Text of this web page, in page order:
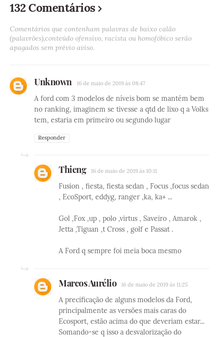
132 Comentários
Comentários que contenham palavras de baixo calão
(palavrões),conteúdo ofensivo, racista ou homofóbico serão
apagados sem prévio aviso.
Unknown 16 de maio de 2019 às 08:47
A ford com 3 modelos de níveis bom se mantém bem
no ranking, imaginem se tivesse a qtd de lixo q a Volks
tem, estaria em primeiro ou segundo lugar
Responder
Thieng 16 de maio de 2019 às 10:11
Fusion , fiesta, fiesta sedan , Focus ,focus sedan
, EcoSport, eddyg, ranger ,ka, ka+ ...
Gol ,Fox ,up , polo ,virtus , Saveiro , Amarok ,
Jetta ,Tiguan ,t Cross , golf e Passat .
A Ford q sempre foi meia boca mesmo
Marcos Aurélio 16 de maio de 2019 às 11:25
A precificação de alguns modelos da Ford,
principalmente as versões mais caras do
Ecosport, estão acima do que deveriam estar...
Somando-se q isso a desvalorização do